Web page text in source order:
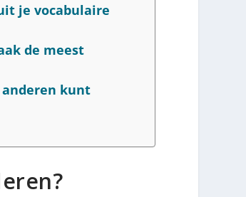
je vocabulaire
de meest
anderen kunt